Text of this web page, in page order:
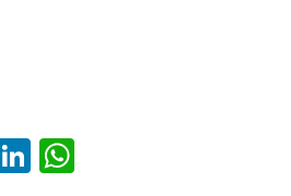
EmailLinkedIn